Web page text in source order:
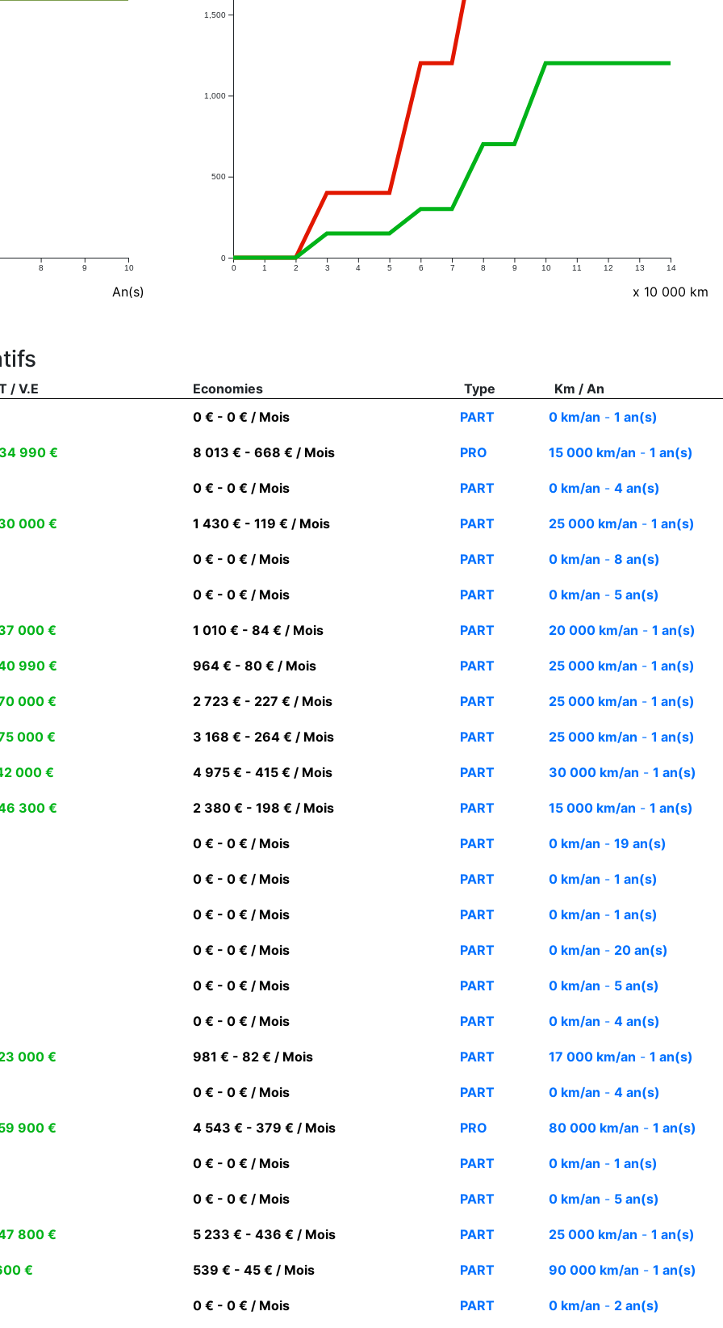
8 9 10
An(s)
0 1 2 3 4 5 6 7 8 9 10 11 12 13 14
0
500
1,000
1,500
x 10 000 km
/ V.E Economies Type
Km / An
0 € - 0 € / Mois
PART 0 km/an -1 an(s)
990 € 8 013 € - 668 € / Mois PRO 15 000 km/an -1 an(s)
0 € - 0 € / Mois PART 0 km/an -4 an(s)
000 € 1 430 € - 119 € / Mois PART 25 000 km/an -1 an(s)
0 € - 0 € / Mois PART 0 km/an -8 an(s)
0 € - 0 € / Mois PART 0 km/an - 5 an(s)
000 € 1 010 € - 84 € / Mois PART 20 000 km/an -1 an(s)
990 € 964 € - 80 € / Mois PART 25 000 km/an -1 an(s)
000 € 2 723 € - 227 € / Mois PART 25 000 km/an -1 an(s)
000 € 3 168 € - 264 € / Mois PART 25 000 km/an -1 an(s)
000 € 4 975 € - 415 € / Mois PART 30 000 km/an -1 an(s)
300 € 2 380 € - 198 € / Mois PART 15 000 km/an -1 an(s)
0 € - 0 € / Mois PART 0 km/an -19 an(s)
0 € - 0 € / Mois PART 0 km/an -1 an(s)
0 € - 0 € / Mois PART 0 km/an -1 an(s)
0 € - 0 € / Mois PART 0 km/an - 20 an(s)
0 € - 0 € / Mois PART 0 km/an - 5 an(s)
0 € - 0 € / Mois PART 0 km/an -4 an(s)
000 € 981 € - 82 € / Mois PART 17 000 km/an -1 an(s)
0 € - 0 € / Mois PART 0 km/an -4 an(s)
900 € 4 543 € - 379 € / Mois PRO 80 000 km/an -1 an(s)
0 € - 0 € / Mois PART 0 km/an -1 an(s)
0 € - 0 € / Mois PART 0 km/an - 5 an(s)
800 € 5 233 € - 436 € / Mois PART 25 000 km/an -1 an(s)
€ 539 € - 45 € / Mois PART 90 000 km/an -1 an(s)
0 € - 0 € / Mois PART 0 km/an - 2 an(s)